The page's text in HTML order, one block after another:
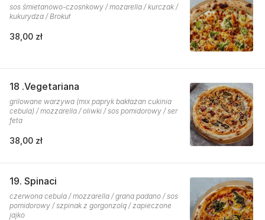
sos śmietanowo-czosnkowy / mozarella / kurczak /
kukurydza / Brokuł
38,00 zł
18 .Vegetariana
grilowane warzywa (mix papryk bakłażan cukinia
cebula) / mozzarella / oliwki / sos pomidorowy / ser
feta
38,00 zł
19. Spinaci
czerwona cebula / mozzarella / grana padano / sos
pomidorowy / szpinak z gorgonzolą / zapieczone
jajko